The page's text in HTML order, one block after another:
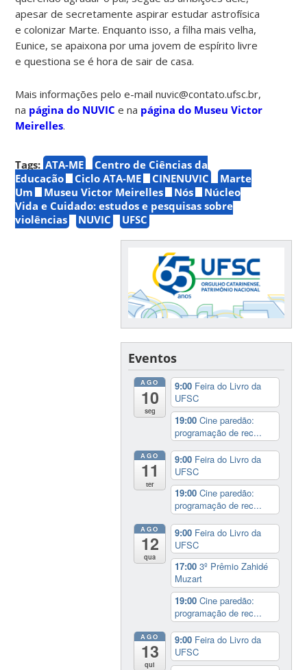
apesar de secretamente aspirar estudar astrofísica
e colonizar Marte. Enquanto isso, a filha mais velha,
Eunice, se apaixona por uma jovem de espírito livre
e questiona se é hora de sair de casa.
Mais informações pelo e-mail nuvic@contato.ufsc.br,
na página do NUVIC e na página do Museu Victor
Meirelles.
Tags: ATA-ME
Centro de Ciências da
Educação
Ciclo ATA-ME CINENUVIC
Marte
Um
Museu Victor Meirelles Nós
Núcleo
Vida e Cuidado: estudos e pesquisas sobre
violências
NUVIC UFSC
Eventos
AGO
10
seg
9:00 Feira do Livro da
UFSC
19:00Cine paredão:
programação de rec...
AGO
11
ter
9:00 Feira do Livro da
UFSC
19:00Cine paredão:
programação de rec...
AGO
12
qua
9:00 Feira do Livro da
UFSC
17:003º Prêmio Zahidé
Muzart
19:00Cine paredão:
programação de rec...
AGO
13
qui
9:00 Feira do Livro da
UFSC